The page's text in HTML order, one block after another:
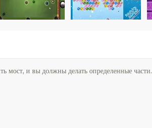
мост, и вы должны делать определенные части.